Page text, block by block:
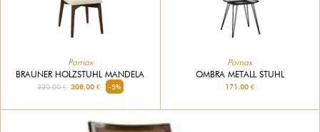
Pomax
BRAUNER HOLZSTUHL MANDELA
330.00 €308.00 € -5%
Pomax
OMBRA METALL STUHL
171.00 €